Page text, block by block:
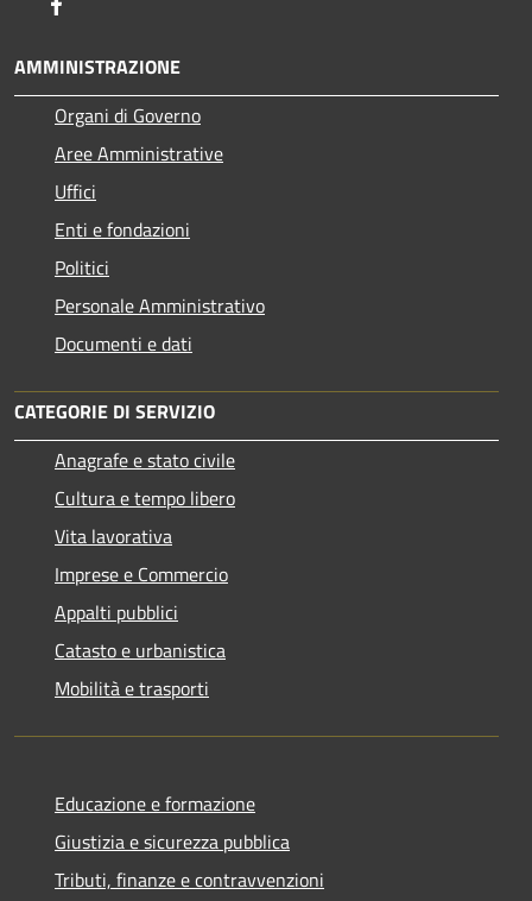
AMMINISTRAZIONE
Organi di Governo
Aree Amministrative
Uffici
Enti e fondazioni
Politici
Personale Amministrativo
Documenti e dati
CATEGORIE DI SERVIZIO
Anagrafe e stato civile
Cultura e tempo libero
Vita lavorativa
Imprese e Commercio
Appalti pubblici
Catasto e urbanistica
Mobilità e trasporti
Educazione e formazione
Giustizia e sicurezza pubblica
Tributi, finanze e contravvenzioni